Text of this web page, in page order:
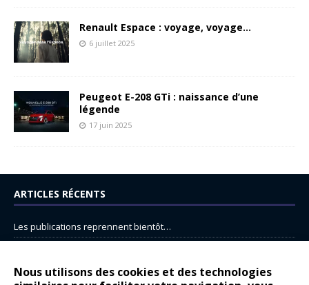
Nous utilisons des cookies et des technologies
Renault Espace : voyage, voyage…
6 juillet 2025
Peugeot E-208 GTi : naissance d’une
légende
17 juin 2025
ARTICLES RÉCENTS
Les publications reprennent bientôt…
14 juillet : nouveau film de marque pour Citroën